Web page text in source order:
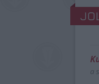
a